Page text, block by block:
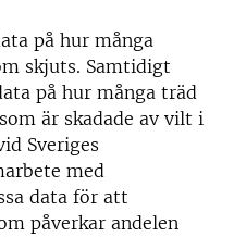
på hur många
skjuts. Samtidigt
på hur många träd
är skadade av vilt i
Sveriges
med
data för att
påverkar andelen